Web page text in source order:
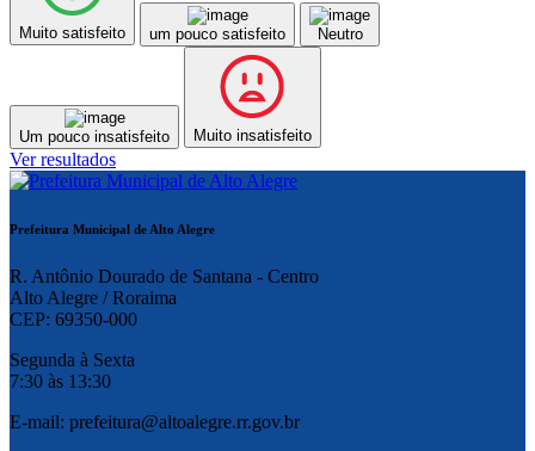
Muito satisfeito um pouco satisfeito Neutro
Um pouco insatisfeito Muito insatisfeito
Ver resultados
Prefeitura Municipal de Alto Alegre
R. Antônio Dourado de Santana - Centro
Alto Alegre / Roraima
CEP: 69350-000
Segunda à Sexta
7:30 às 13:30
E-mail: prefeitura@altoalegre.rr.gov.br